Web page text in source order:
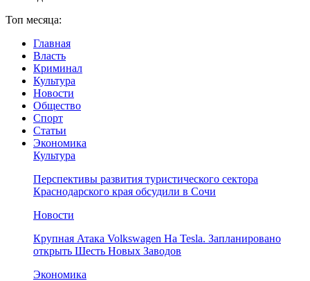
Топ месяца:
Главная
Власть
Криминал
Культура
Новости
Общество
Спорт
Статьи
Экономика
Культура
Перспективы развития туристического сектора
Краснодарского края обсудили в Сочи
Новости
Крупная Атака Volkswagen На Tesla. Запланировано
открыть Шесть Новых Заводов
Экономика